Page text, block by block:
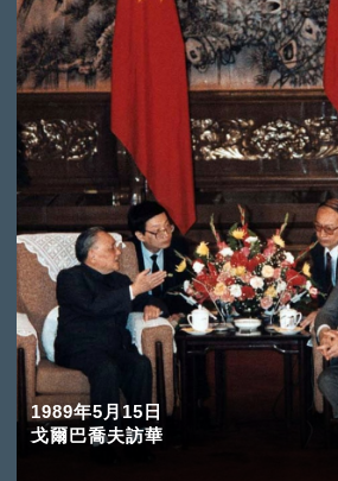
1989年5月15日
戈爾巴喬夫訪華